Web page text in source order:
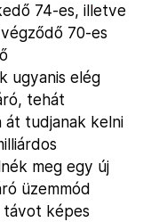
74-es, illetve
70-es
ugyanis elég
tehát
át tudjanak kelni
meg egy új
üzemmód
távot képes